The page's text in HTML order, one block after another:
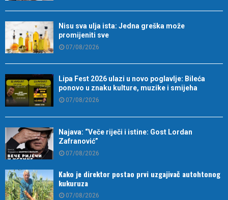
Nisu sva ulja ista: Jedna greška može
promijeniti sve
07/08/2026
Lipa Fest 2026 ulazi u novo poglavlje: Bileća
ponovo u znaku kulture, muzike i smijeha
07/08/2026
Najava: “Veče riječi i istine: Gost Lordan
Zafranović”
07/08/2026
Kako je direktor postao prvi uzgajivač autohtonog
kukuruza
07/08/2026